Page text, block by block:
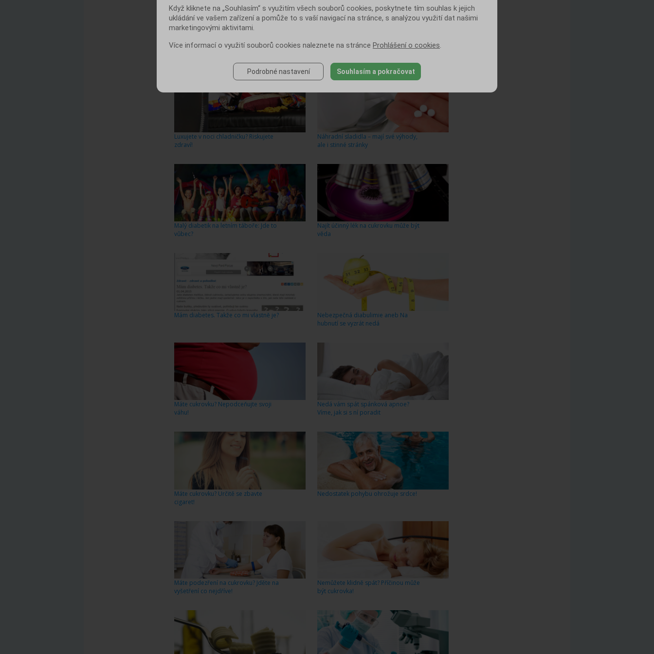
Líbí se vám článek?
Luxujete v noci chladničku? Riskujete
zdraví!
Malý diabetik na letním táboře: Jde to
vůbec?
Mám diabetes. Takže co mi vlastně je?
Máte cukrovku? Nepodceňujte svoji
váhu!
Máte cukrovku? Určitě se zbavte
cigaret!
Máte podezření na cukrovku? Jděte na
vyšetření co nejdříve!
Náhradní sladidla – mají své výhody,
ale i stinné stránky
Najít účinný lék na cukrovku může být
věda
Nebezpečná diabulimie aneb Na
hubnutí se vyzrát nedá
Nedá vám spát spánková apnoe?
Víme, jak si s ní poradit
Nedostatek pohybu ohrožuje srdce!
Nemůžete klidně spát? Příčinou může
být cukrovka!
Když kliknete na „Souhlasím“ s využitím všech souborů cookies, poskytnete tím souhlas k jejich
ukládání ve vašem zařízení a pomůže to s vaší navigací na stránce, s analýzou využití dat našimi
marketingovými aktivitami.
Více informací o využití souborů cookies naleznete na stránce Prohlášení o cookies.
Podrobné nastavení Souhlasím a pokračovat